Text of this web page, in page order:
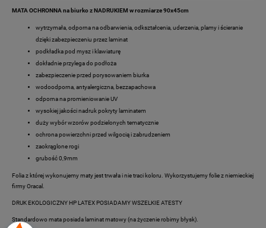
MATA OCHRONNA na biurko z NADRUKIEM w rozmiarze 90x45cm
wytrzymała, odporna na odbarwienia, odkształcenia, uderzenia, plamy i ścieranie
dzięki zabezpieczeniu przez laminat
podkładka pod mysz i klawiaturę
dokładnie przylega do podłoża
zabezpieczenie przed porysowaniem biurka
wodoodporna, antyalergiczna, bezzapachowa
odporna na promieniowanie UV
wysokiej jakości nadruk pokryty laminatem
duży wybór wzorów podzielonych tematycznie
ochrona powierzchni przed wilgocią i zabrudzeniem
zaokrąglone rogi
grubość 0,9mm
Folia z której wykonujemy maty jest trwała i nie traci koloru. Wykorzystujemy folie z niemieckiej
firmy Oracal.
DRUK EKOLOGICZNY HP LATEX POSIADAMY WSZELKIE ATESTY
Standardowo mata posiada laminat matowy (na życzenie robimy błysk).